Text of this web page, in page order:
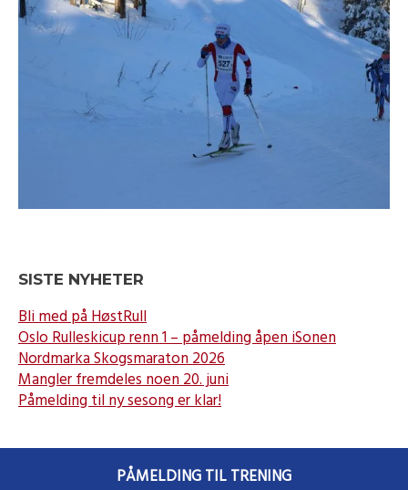
SISTE NYHETER
Bli med på HøstRull
Oslo Rulleskicup renn 1 – påmelding åpen iSonen
Nordmarka Skogsmaraton 2026
Mangler fremdeles noen 20. juni
Påmelding til ny sesong er klar!
PÅMELDING TIL TRENING